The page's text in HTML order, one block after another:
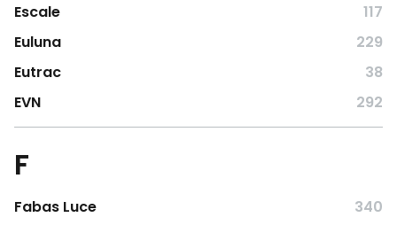
Escale
117
Euluna
229
Eutrac
38
EVN
292
F
Fabas Luce
340